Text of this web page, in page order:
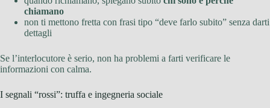
chiamano
non ti mettono fretta con frasi tipo “deve farlo subito” senza darti
dettagli
Se l’interlocutore è serio, non ha problemi a farti verificare le
informazioni con calma.
I segnali “rossi”: truffa e ingegneria sociale